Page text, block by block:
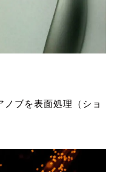
ブを表面処理（ショ